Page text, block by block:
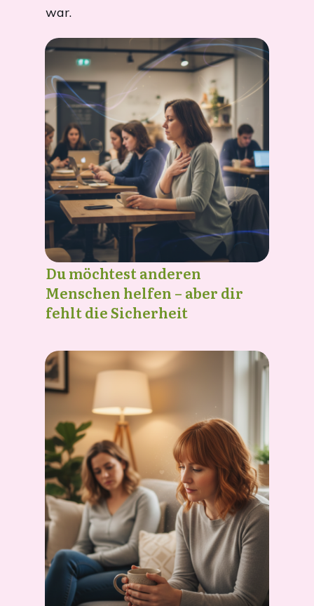
war.
Du möchtest anderen
Menschen helfen – aber dir
fehlt die Sicherheit